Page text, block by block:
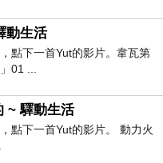
動生活
點下一首Yut的影片。韋瓦第
01 ...
~ 驛動生活
點下一首Yut的影片。 動力火